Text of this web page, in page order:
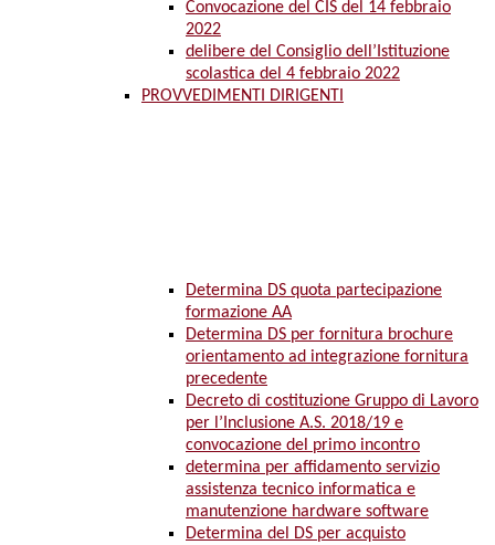
Convocazione del CIS del 14 febbraio
2022
delibere del Consiglio dell’Istituzione
scolastica del 4 febbraio 2022
PROVVEDIMENTI DIRIGENTI
Determina DS quota partecipazione
formazione AA
Determina DS per fornitura brochure
orientamento ad integrazione fornitura
precedente
Decreto di costituzione Gruppo di Lavoro
per l’Inclusione A.S. 2018/19 e
convocazione del primo incontro
determina per affidamento servizio
assistenza tecnico informatica e
manutenzione hardware software
Determina del DS per acquisto